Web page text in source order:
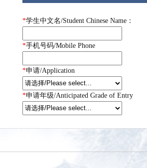
*学生中文名/Student Chinese Name：
*手机号码/Mobile Phone
*申请/Application
*申请年级/Anticipated Grade of Entry